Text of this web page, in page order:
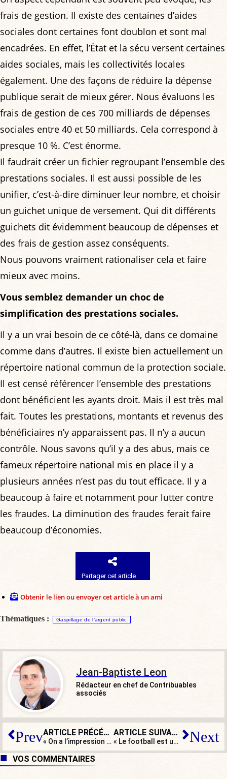
frais de gestion. Il existe des centaines d’aides
sociales dont certaines font doublon et sont mal
encadrées. En effet, l’État et la sécu versent certaines
aides sociales, mais les collectivités locales
également. Une des façons de réduire la dépense
publique serait de mieux gérer. Nous évaluons les
frais de gestion de ces 700 milliards de dépenses
sociales entre 40 et 50 milliards. Cela correspond à
presque 10 %. C’est énorme.
Il faudrait créer un fichier regroupant l’ensemble des
prestations sociales. Il est aussi possible de les
unifier, c’est-à-dire diminuer leur nombre, et choisir
un guichet unique de versement. Qui dit différents
guichets dit évidemment beaucoup de dépenses et
des frais de gestion assez conséquents.
Nous pouvons vraiment rationaliser cela et faire
mieux avec moins.
Vous semblez demander un choc de
simplification des prestations sociales.
Il y a un vrai besoin de ce côté-là, dans ce domaine
comme dans d’autres. Il existe bien actuellement un
répertoire national commun de la protection sociale.
Il est censé référencer l’ensemble des prestations
dont bénéficient les ayants droit. Mais il est très mal
fait. Toutes les prestations, montants et revenus des
bénéficiaires n’y apparaissent pas. Il n’y a aucun
contrôle. Nous savons qu’il y a des abus, mais ce
fameux répertoire national mis en place il y a
plusieurs années n’est pas du tout efficace. Il y a
beaucoup à faire et notamment pour lutter contre
les fraudes. La diminution des fraudes ferait faire
beaucoup d’économies.
Partager cet article
Obtenir le lien ou envoyer cet article à un ami
Thématiques : Gaspillage de l'argent public
Jean-Baptiste Leon
Rédacteur en chef de Contribuables
associés
Prev ARTICLE PRÉCÉDENT
« On a l’impression d’un abandon de l’État ! »
ARTICLE SUIVANT
« Le football est un régime totalitaire car il sature tout ! » Next
VOS COMMENTAIRES